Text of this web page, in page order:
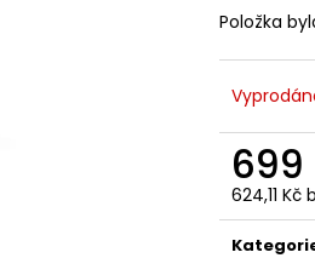
Položka
699
624,11 Kč
Měrná
cena:
DOUBLE MOCHA